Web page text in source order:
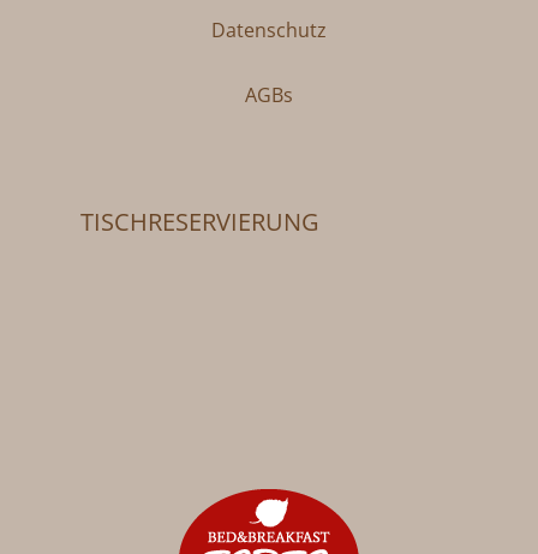
Datenschutz
AGBs
TISCHRESERVIERUNG